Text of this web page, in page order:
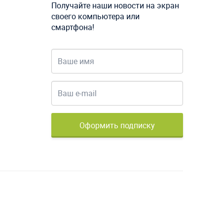
Получайте наши новости на экран
своего компьютера или
смартфона!
Оформить подписку